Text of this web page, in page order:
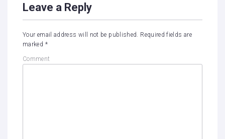
Leave a Reply
Your email address will not be published. Required fields are
marked *
Comment